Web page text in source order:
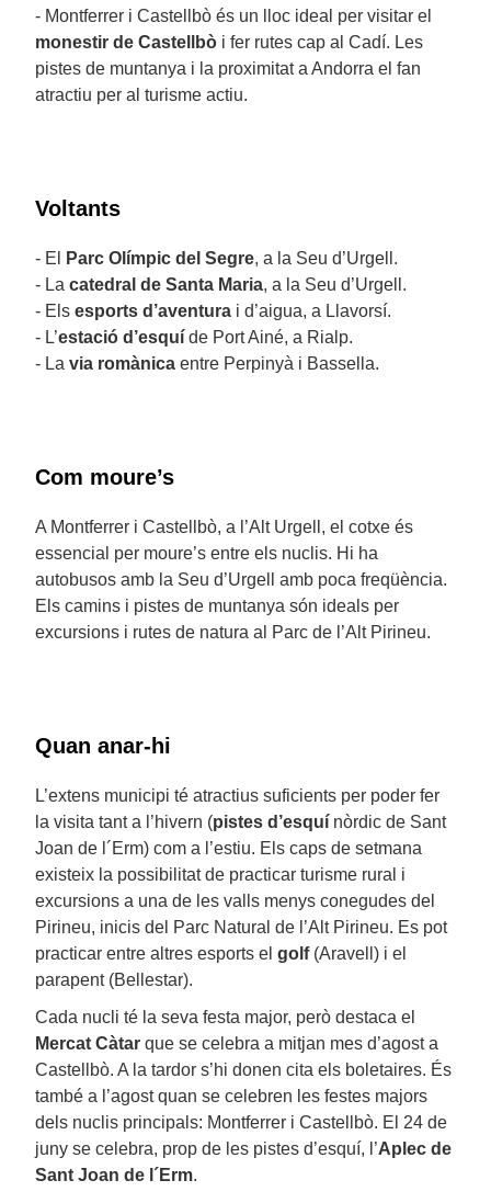
- Montferrer i Castellbò és un lloc ideal per visitar el
monestir de Castellbò i fer rutes cap al Cadí. Les
pistes de muntanya i la proximitat a Andorra el fan
atractiu per al turisme actiu.
Voltants
- El Parc Olímpic del Segre, a la Seu d’Urgell.
- La catedral de Santa Maria, a la Seu d’Urgell.
- Els esports d’aventura i d’aigua, a Llavorsí.
- L’estació d’esquí de Port Ainé, a Rialp.
- La via romànica entre Perpinyà i Bassella.
Com moure’s
A Montferrer i Castellbò, a l’Alt Urgell, el cotxe és
essencial per moure’s entre els nuclis. Hi ha
autobusos amb la Seu d’Urgell amb poca freqüència.
Els camins i pistes de muntanya són ideals per
excursions i rutes de natura al Parc de l’Alt Pirineu.
Quan anar-hi
L’extens municipi té atractius suficients per poder fer
la visita tant a l’hivern (pistes d’esquí nòrdic de Sant
Joan de l´Erm) com a l’estiu. Els caps de setmana
existeix la possibilitat de practicar turisme rural i
excursions a una de les valls menys conegudes del
Pirineu, inicis del Parc Natural de l’Alt Pirineu. Es pot
practicar entre altres esports el golf(Aravell) i el
parapent (Bellestar).
Cada nucli té la seva festa major, però destaca el
Mercat Càtar que se celebra a mitjan mes d’agost a
Castellbò. A la tardor s’hi donen cita els boletaires. És
també a l’agost quan se celebren les festes majors
dels nuclis principals: Montferrer i Castellbò. El 24 de
juny se celebra, prop de les pistes d’esquí, l’Aplec de
Sant Joan de l´Erm.